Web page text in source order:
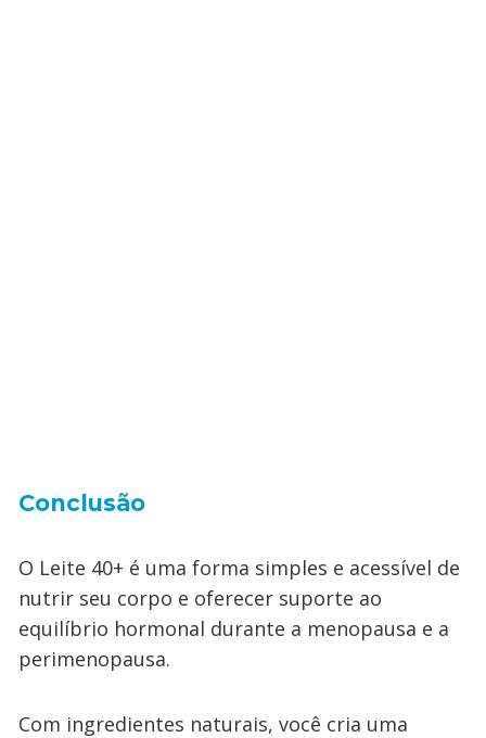
Conclusão
O Leite 40+ é uma forma simples e acessível de
nutrir seu corpo e oferecer suporte ao
equilíbrio hormonal durante a menopausa e a
perimenopausa.
Com ingredientes naturais, você cria uma